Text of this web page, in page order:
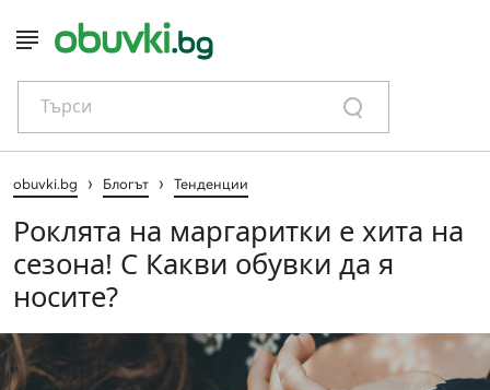
Търси
obuvki.bg › Блогът › Тенденции
Роклята на маргаритки е хита на
сезона! С Какви обувки да я
носите?